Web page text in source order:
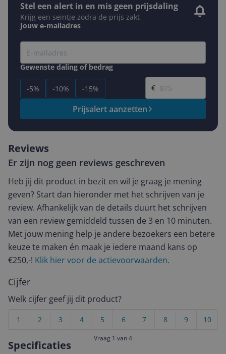
Stel een alert in en mis geen prijsdaling
Krijg een seintje zodra de prijs zakt
Jouw e-mailadres
Gewenste daling of bedrag
-5% -10% -15%
Gewenste prijs
€
Prijsalert aanzetten
Specificaties
Reviews
Er zijn nog geen reviews geschreven
Heb jij dit product in bezit en wil je graag je mening
geven? Start dan hieronder met het schrijven van je
review. Afhankelijk van de details duurt het schrijven
van een review gemiddeld tussen de 3 en 10 minuten.
Met jouw mening help je andere bezoekers een betere
keuze te maken én maak je iedere maand kans op
€250,-! Klik hier voor de actievoorwaarden.
Cijfer
Welk cijfer geef jij dit product?
10
9
8
7
6
5
4
3
2
1
Vraag 1 van 4